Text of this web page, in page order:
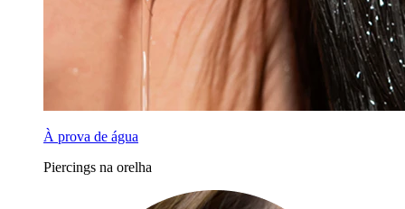
À prova de água
Piercings na orelha